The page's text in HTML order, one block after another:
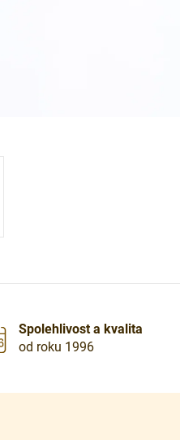
Spolehlivost a kvalita
od roku 1996